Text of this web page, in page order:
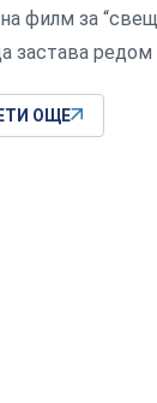
филм за
застава
ОЩЕ